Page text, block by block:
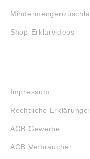
Shop Erklärvideos
Impressum
Rechtliche
AGB Gewerbe
AGB Verbraucher